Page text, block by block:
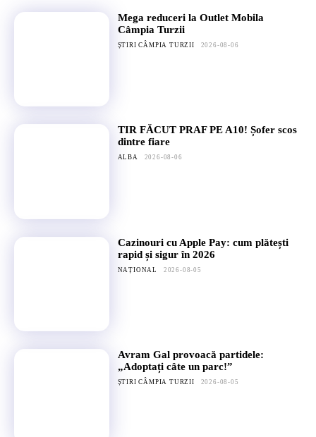
Mega reduceri la Outlet Mobila
Câmpia Turzii
ȘTIRI CÂMPIA TURZII 2026-08-06
TIR FĂCUT PRAF PE A10! Șofer scos
dintre fiare
ALBA 2026-08-06
Cazinouri cu Apple Pay: cum plătești
rapid și sigur în 2026
NAȚIONAL 2026-08-05
Avram Gal provoacă partidele:
„Adoptați câte un parc!”
ȘTIRI CÂMPIA TURZII 2026-08-05